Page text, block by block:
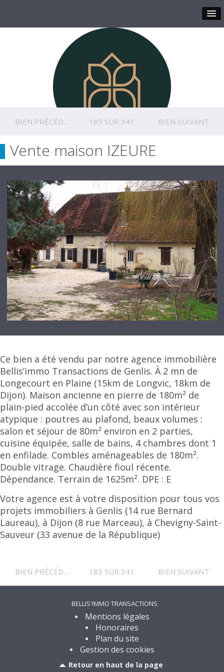
BIEN PRÉCÉDENT 185 SUR 341 BIEN SUIVANT
Vente maison IZEURE
Ce bien a été vendu par notre agence immobilière
Bellis’immo Transactions de Genlis. À 2 mn de
Longecourt en Plaine (15km de Longvic, 18km de
Dijon). Maison ancienne en pierre de 180m² de
plain-pied accolée d’un côté avec son intérieur
atypique : poutres au plafond, beaux volumes :
salon et séjour de 80m² environ en 2 parties,
cuisine équipée, salle de bains, 4 chambres dont 1
en enfilade. Combles aménageables de 180m².
Double vitrage. Chaudière fioul récente.
Dépendance. Terrain de 1625m². DPE : E
Votre agence est à votre disposition pour tous vos
projets immobiliers à Genlis (14 rue Bernard
Laureau), à Dijon (8 rue Marceau), à Chevigny-Saint-
Sauveur (33 avenue de la République)
BIEN PRÉCÉDENT 185 SUR 341 BIEN SUIVANT
BELLIS'IMMO TRANSACTIONS
Mentions légales
Honoraires
Plan du site
Gestion des cookies
Retour en haut de la page